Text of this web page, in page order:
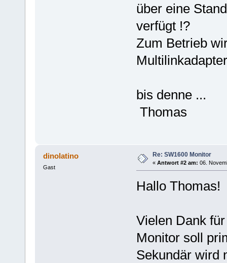
über eine
verfügt !?
Zum Betrieb
bis denne ...
Thomas
dinolatino
Gast
Re: SW1600 Monitor
« Antwort #2 am: 06.
Hallo Thomas!
Vielen Dank
Monitor soll
Sekundär wird